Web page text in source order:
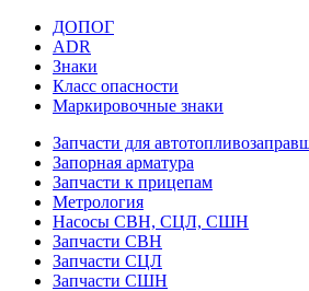
ДОПОГ
ADR
Знаки
Класс опасности
Маркировочные знаки
Запчасти для
Запорная арматура
Запчасти к прицепам
Метрология
Насосы СВН, СЦЛ, СШН
Запчасти СВН
Запчасти СЦЛ
Запчасти СШН